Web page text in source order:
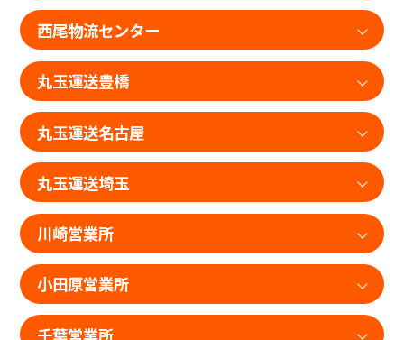
西尾物流センター
丸玉運送豊橋
丸玉運送名古屋
丸玉運送埼玉
川崎営業所
小田原営業所
千葉営業所